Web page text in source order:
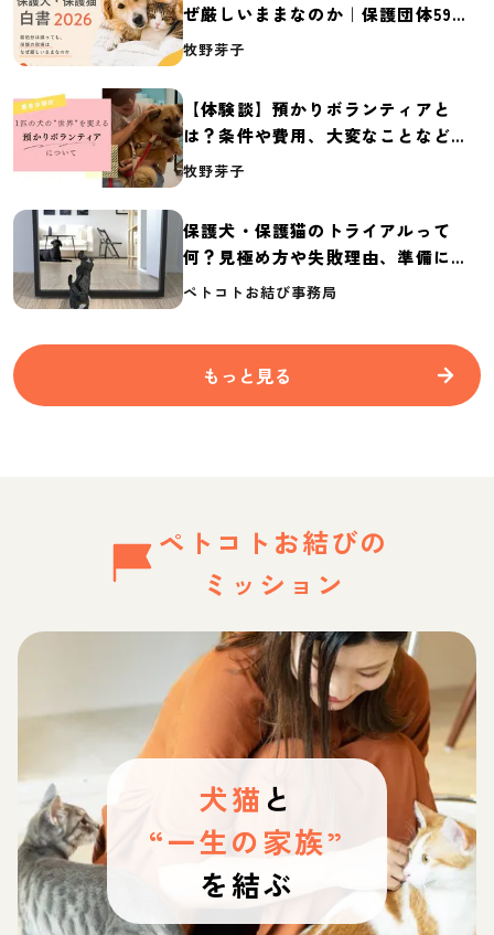
ぜ厳しいままなのか｜保護団体59団
体の実態調査【保護犬・保護猫白書
牧野芽子
【体験談】預かりボランティアと
は？条件や費用、大変なことなど紹
介
牧野芽子
保護犬・保護猫のトライアルって
何？見極め方や失敗理由、準備に必
要なものを紹介
ペトコトお結び事務局
もっと見る
ペトコトお結びの
ミッション
犬猫 と
“一生の家族”
を結ぶ